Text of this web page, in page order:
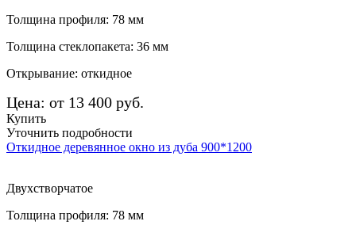
Толщина профиля: 78 мм
Толщина стеклопакета: 36 мм
Открывание: откидное
Цена: от 13 400 руб.
Купить
Уточнить подробности
Откидное деревянное окно из дуба 900*1200
Двухстворчатое
Толщина профиля: 78 мм